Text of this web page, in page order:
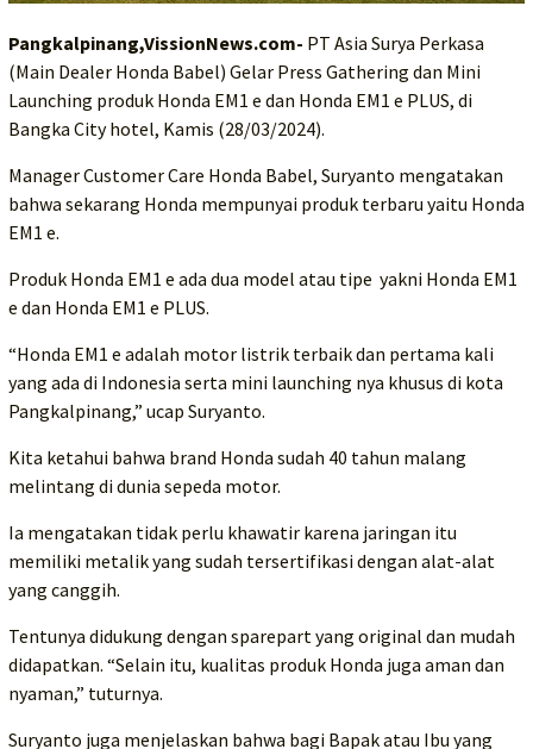
Pangkalpinang,VissionNews.com- PT Asia Surya Perkasa
(Main Dealer Honda Babel) Gelar Press Gathering dan Mini
Launching produk Honda EM1 e dan Honda EM1 e PLUS, di
Bangka City hotel, Kamis (28/03/2024).
Manager Customer Care Honda Babel, Suryanto mengatakan
bahwa sekarang Honda mempunyai produk terbaru yaitu Honda
EM1 e.
Produk Honda EM1 e ada dua model atau tipe yakni Honda EM1
e dan Honda EM1 e PLUS.
“Honda EM1 e adalah motor listrik terbaik dan pertama kali
yang ada di Indonesia serta mini launching nya khusus di kota
Pangkalpinang,” ucap Suryanto.
Kita ketahui bahwa brand Honda sudah 40 tahun malang
melintang di dunia sepeda motor.
Ia mengatakan tidak perlu khawatir karena jaringan itu
memiliki metalik yang sudah tersertifikasi dengan alat-alat
yang canggih.
Tentunya didukung dengan sparepart yang original dan mudah
didapatkan. “Selain itu, kualitas produk Honda juga aman dan
nyaman,” tuturnya.
Suryanto juga menjelaskan bahwa bagi Bapak atau Ibu yang